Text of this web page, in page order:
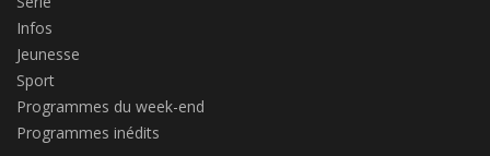
Infos
Jeunesse
Sport
Programmes du week-end
Programmes inédits